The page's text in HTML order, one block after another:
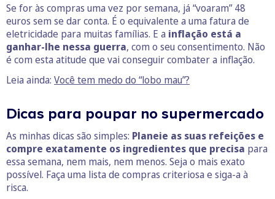
Se for às compras uma vez por semana, já “voaram” 48
euros sem se dar conta. É o equivalente a uma fatura de
eletricidade para muitas famílias. E a inflação está a
ganhar-lhe nessa guerra, com o seu consentimento. Não
é com esta atitude que vai conseguir combater a inflação.
Leia ainda: Você tem medo do “lobo mau”?
Dicas para poupar no supermercado
As minhas dicas são simples: Planeie as suas refeições e
compre exatamente os ingredientes que precisa para
essa semana, nem mais, nem menos. Seja o mais exato
possível. Faça uma lista de compras criteriosa e siga-a à
risca.